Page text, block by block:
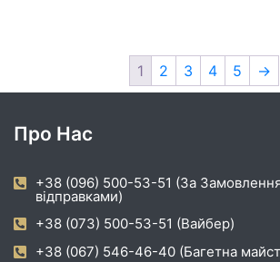
1 2 3 4 5 →
Про Нас
+38 (096) 500-53-51 (За
відправками)
+38 (073) 500-53-51 (Вайбер)
+38 (067) 546-46-40 (Багетна